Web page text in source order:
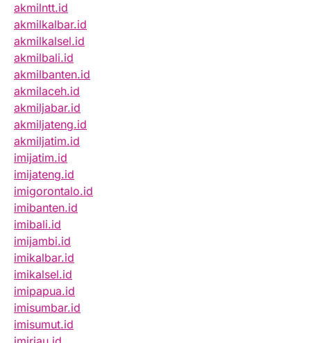
akmilntt.id
akmilkalbar.id
akmilkalsel.id
akmilbali.id
akmilbanten.id
akmilaceh.id
akmiljabar.id
akmiljateng.id
akmiljatim.id
imijatim.id
imijateng.id
imigorontalo.id
imibanten.id
imibali.id
imijambi.id
imikalbar.id
imikalsel.id
imipapua.id
imisumbar.id
imisumut.id